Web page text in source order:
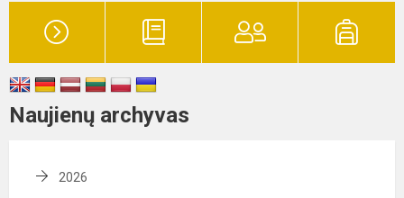
Naujienų archyvas
2026